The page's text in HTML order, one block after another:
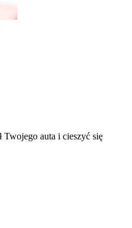
Twojego auta i cieszyć się